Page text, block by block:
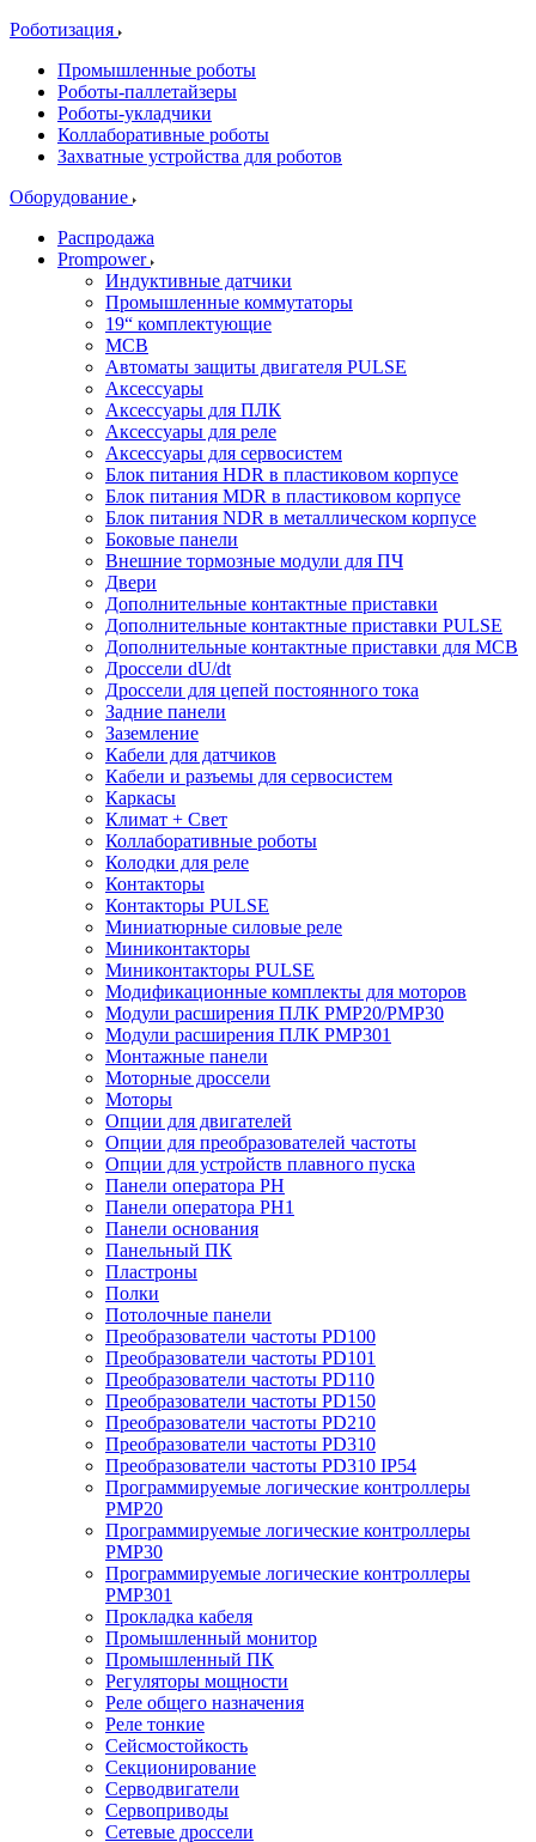
Роботизация
Промышленные роботы
Роботы-паллетайзеры
Роботы-укладчики
Коллаборативные роботы
Захватные устройства для роботов
Оборудование
Распродажа
Prompower
Индуктивные датчики
Промышленные коммутаторы
19“ комплектующие
MCB
Автоматы защиты двигателя PULSE
Аксессуары
Аксессуары для ПЛК
Аксессуары для реле
Аксессуары для сервосистем
Блок питания HDR в пластиковом корпусе
Блок питания MDR в пластиковом корпусе
Блок питания NDR в металлическом корпусе
Боковые панели
Внешние тормозные модули для ПЧ
Двери
Дополнительные контактные приставки
Дополнительные контактные приставки PULSE
Дополнительные контактные приставки для MCB
Дроссели dU/dt
Дроссели для цепей постоянного тока
Задние панели
Заземление
Кабели для датчиков
Кабели и разъемы для сервосистем
Каркасы
Климат + Свет
Коллаборативные роботы
Колодки для реле
Контакторы
Контакторы PULSE
Миниатюрные силовые реле
Миниконтакторы
Миниконтакторы PULSE
Модификационные комплекты для моторов
Модули расширения ПЛК PMP20/PMP30
Модули расширения ПЛК PMP301
Монтажные панели
Моторные дроссели
Моторы
Опции для двигателей
Опции для преобразователей частоты
Опции для устройств плавного пуска
Панели оператора PH
Панели оператора PH1
Панели основания
Панельный ПК
Пластроны
Полки
Потолочные панели
Преобразователи частоты PD100
Преобразователи частоты PD101
Преобразователи частоты PD110
Преобразователи частоты PD150
Преобразователи частоты PD210
Преобразователи частоты PD310
Преобразователи частоты PD310 IP54
Программируемые логические контроллеры
PMP20
Программируемые логические контроллеры
PMP30
Программируемые логические контроллеры
PMP301
Прокладка кабеля
Промышленный монитор
Промышленный ПК
Регуляторы мощности
Реле общего назначения
Реле тонкие
Сейсмостойкость
Секционирование
Серводвигатели
Сервоприводы
Сетевые дроссели